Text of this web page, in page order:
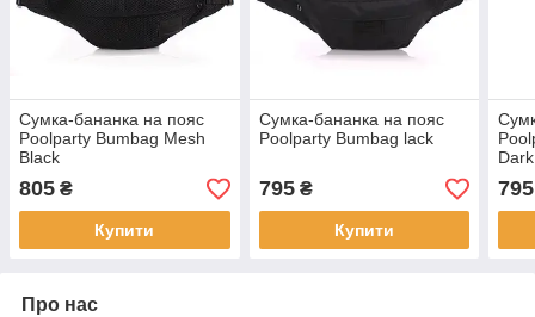
Сумка-бананка на пояс
Poolparty Bumbag Mesh
Black
805 ₴
Купити
Сумка-бананка на пояс
Poolparty Bumbag lack
795₴
Купити
795
Про нас